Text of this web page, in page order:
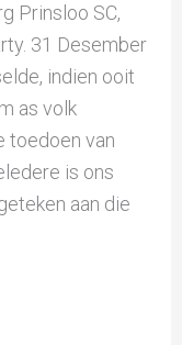
Prinsloo SC,
31 Desember
indien ooit
as volk
toedoen van
is ons
aan die